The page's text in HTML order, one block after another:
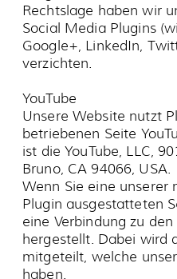
Hauptstraße 7
91088 Bubenreuth
Startseite
Konzerte & Veranstaltungen
Museum
Bücherei
Vereine & Gruppen
Café
Kontakt
Impressum
Datenschutzerklärung